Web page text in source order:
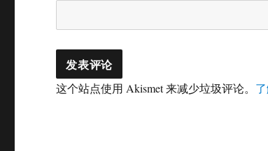
这个站点使用 Akismet 来减少垃圾评论。